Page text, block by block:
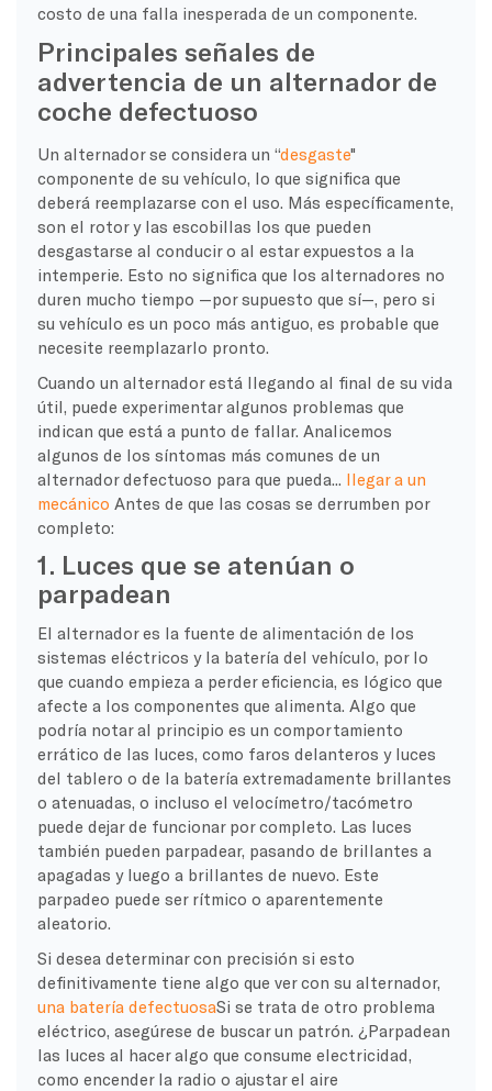
costo de una falla inesperada de un componente.
Principales señales de
advertencia de un alternador de
coche defectuoso
Un alternador se considera un “desgaste"
componente de su vehículo, lo que significa que
deberá reemplazarse con el uso. Más específicamente,
son el rotor y las escobillas los que pueden
desgastarse al conducir o al estar expuestos a la
intemperie. Esto no significa que los alternadores no
duren mucho tiempo —por supuesto que sí—, pero si
su vehículo es un poco más antiguo, es probable que
necesite reemplazarlo pronto.
Cuando un alternador está llegando al final de su vida
útil, puede experimentar algunos problemas que
indican que está a punto de fallar. Analicemos
algunos de los síntomas más comunes de un
alternador defectuoso para que pueda... llegar a un
mecánico Antes de que las cosas se derrumben por
completo:
1. Luces que se atenúan o
parpadean
El alternador es la fuente de alimentación de los
sistemas eléctricos y la batería del vehículo, por lo
que cuando empieza a perder eficiencia, es lógico que
afecte a los componentes que alimenta. Algo que
podría notar al principio es un comportamiento
errático de las luces, como faros delanteros y luces
del tablero o de la batería extremadamente brillantes
o atenuadas, o incluso el velocímetro/tacómetro
puede dejar de funcionar por completo. Las luces
también pueden parpadear, pasando de brillantes a
apagadas y luego a brillantes de nuevo. Este
parpadeo puede ser rítmico o aparentemente
aleatorio.
Si desea determinar con precisión si esto
definitivamente tiene algo que ver con su alternador,
una batería defectuosaSi se trata de otro problema
eléctrico, asegúrese de buscar un patrón. ¿Parpadean
las luces al hacer algo que consume electricidad,
como encender la radio o ajustar el aire